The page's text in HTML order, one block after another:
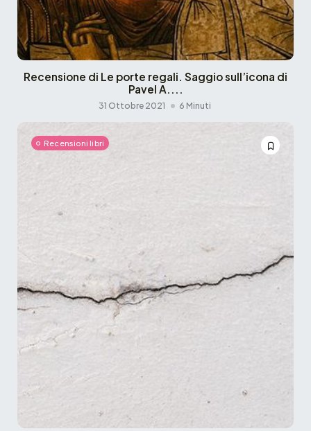
Recensione di Le porte regali. Saggio sull’icona di
Pavel A....
31 Ottobre 2021 6 Minuti
Recensioni libri